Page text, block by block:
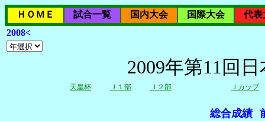
ＨＯＭＥ 試合一覧 国内大会 国際大会
代表
2008<
2009年第11回
天皇杯 Ｊ１部 Ｊ２部 Ｊカップ
総合成績